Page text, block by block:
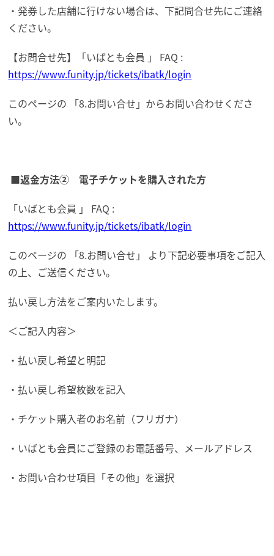
・発券した店舗に行けない場合は、下記問合せ先にご連絡
ください。
【お問合せ先】「いばとも会員 」 FAQ :
https://www.funity.jp/tickets/ibatk/login
このページの 「8.お問い合せ」からお問い合わせくださ
い。
■返金方法② 電子チケットを購入された方
「いばとも会員 」 FAQ :
https://www.funity.jp/tickets/ibatk/login
このページの 「8.お問い合せ」 より下記必要事項をご記入
の上、ご送信ください。
払い戻し方法をご案内いたします。
＜ご記入内容＞
・払い戻し希望と明記
・払い戻し希望枚数を記入
・チケット購入者のお名前（フリガナ）
・いばとも会員にご登録のお電話番号、メールアドレス
・お問い合わせ項目「その他」を選択